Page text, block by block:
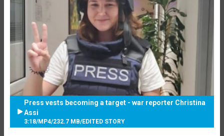
Press vests becoming a target - war reporter Christina
Assi
3:18/MP4/232.7 MB/EDITED STORY